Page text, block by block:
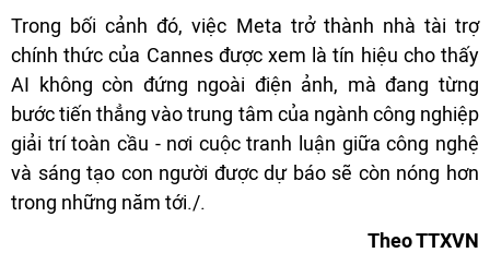
Trong bối cảnh đó, việc Meta trở thành nhà tài trợ
chính thức của Cannes được xem là tín hiệu cho thấy
AI không còn đứng ngoài điện ảnh, mà đang từng
bước tiến thẳng vào trung tâm của ngành công nghiệp
giải trí toàn cầu - nơi cuộc tranh luận giữa công nghệ
và sáng tạo con người được dự báo sẽ còn nóng hơn
trong những năm tới./.
Theo TTXVN